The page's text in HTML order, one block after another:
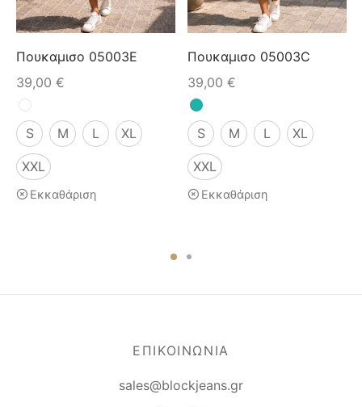
Πουκαμισο 05003E
39,00 €
S M L XL
XXL
Εκκαθάριση
Πουκαμισο 05003C
39,00 €
S M L XL
XXL
Εκκαθάριση
ΕΠΙΚΟΙΝΩΝΙΑ
sales@blockjeans.gr